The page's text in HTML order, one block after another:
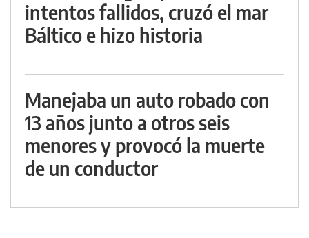
intentos fallidos, cruzó el mar
Báltico e hizo historia
Manejaba un auto robado con
13 años junto a otros seis
menores y provocó la muerte
de un conductor